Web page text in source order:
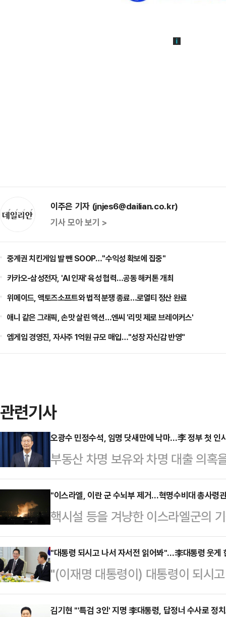
이주은 기자 (jnjes6@dailian.co.kr)
기사 모아 보기 >
중계권 치킨게임 발 뺀 SOOP…"수익성 확보에 집중"
카카오-삼성전자, 'AI 인재' 육성 협력…공동 해커톤 개최
위메이드, 액토즈소프트와 법적 분쟁 종료…로열티 정산 완료
애니 같은 그래픽, 손맛 살린 액션…엔씨 '리밋 제로 브레이커스'
엠게임 경영진, 자사주 1억원 규모 매입…"성장 자신감 반영"
관련기사
오광수 민정수석, 임명 닷새만에 낙마…李 정부 첫 인
부동산 차명 보유와 차명 대출 의혹
면서 이재명 정부 출범 열흘 만에
이 오 수석의 사의를 수용했으며 이
공석이 됐다. 공직자 비리를 감시하
수석이 불명예 퇴진하면서 새 정부
있다.대통령실은 오 수석이 지난
다고 13일 밝혔다. 대통령실 직속
수석 선임 하루 …
"이스라엘, 이란 군 수뇌부 제거…혁명수비대 총사령
핵시설 등을 겨냥한 이스라엘군의
과 군 참모총장, 핵 과학자 2명이
르면 이란 정부는 13일(현지시간)
인 바게리 이란군 참모총장이 사망
란치와 페레이둔 아바시 등 이란의
"대통령 되시고 나서 자서전 읽어봐"…李대통령 웃게
"(이재명 대통령이) 대통령이 되시
(자서전을 읽고) 우리나라 청년들
오전 서울 용산 대통령실에서 열린
김기현 "'특검 3인' 지명 李대통령, 답정너 수사로 정